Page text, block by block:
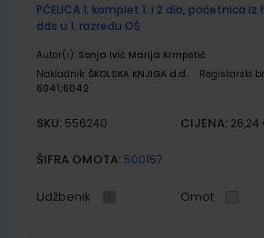
proizvodi
PČELICA 1; komplet 1. i 2 dio, početnica
dds u 1. razredu OŠ
Autor(i): Sonja Ivić Marija Krmpotić
Nakladnik: ŠKOLSKA KNJIGA d.d.
Registarski
6041;6042
SKU: 556240 CIJENA: 26,24
ŠIFRA OMOTA: 500157
Udžbenik Omot